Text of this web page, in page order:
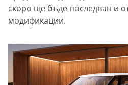
скоро ще бъде последван и
модификации.